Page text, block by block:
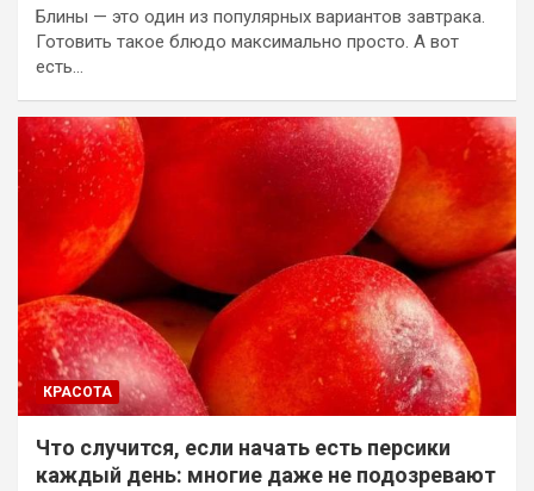
Блины — это один из популярных вариантов завтрака.
Готовить такое блюдо максимально просто. А вот
есть…
КРАСОТА
Что случится, если начать есть персики
каждый день: многие даже не подозревают